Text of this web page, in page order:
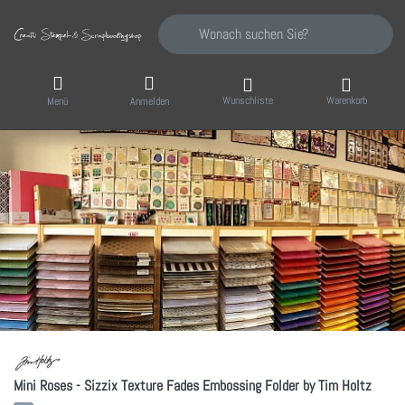
Geben Sie einen Suchbegriff ein. Während
Menü Anmelden Wunschliste Warenkorb
Mini Roses - Sizzix Texture Fades Embossing Folder by Tim Holtz